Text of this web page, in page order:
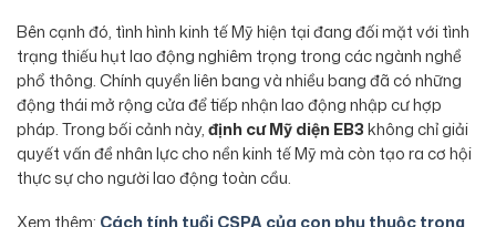
Bên cạnh đó, tình hình kinh tế Mỹ hiện tại đang đối mặt với tình
trạng thiếu hụt lao động nghiêm trọng trong các ngành nghề
phổ thông. Chính quyền liên bang và nhiều bang đã có những
động thái mở rộng cửa để tiếp nhận lao động nhập cư hợp
pháp. Trong bối cảnh này,định cư Mỹ diện EB3không chỉ giải
quyết vấn đề nhân lực cho nền kinh tế Mỹ mà còn tạo ra cơ hội
thực sự cho người lao động toàn cầu.